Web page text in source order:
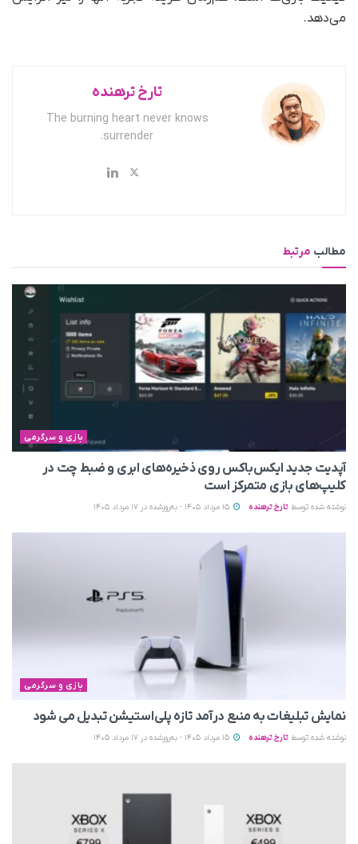
می‌دهد.
تارخ ترهنده
The burning heart never knows
surrender.
مطالب مرتبط
بازی و سرگرمی
آپدیت جدید ایکس‌باکس روی ذخیره‌های ابری و ضبط چت در
کلیپ‌های بازی متمرکز است
نوشته شده توسط تارخ ترهنده
بازی و سرگرمی
نمایش تبلیغات به منبع درآمد تازه پلی‌استیشن تبدیل می‌ شود
نوشته شده توسط تارخ ترهنده